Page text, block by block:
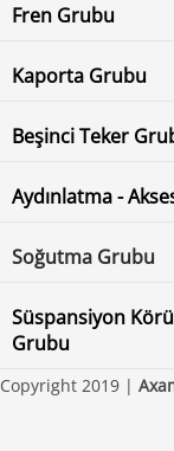
Fren Grubu
Kaporta Grubu
Beşinci Teker
Aydınlatma -
Soğutma Grubu
Süspansiyon
Grubu
Copyright 2019 |